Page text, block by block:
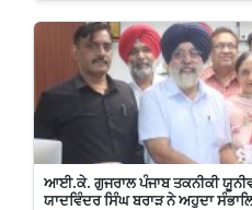
ਆਈ.ਕੇ. ਗੁਜਰਾਲ ਪੰਜਾਬ ਤਕਨੀਕੀ
ਯਾਦਵਿੰਦਰ ਸਿੰਘ ਬਰਾੜ ਨੇ ਅਹੁਦਾ